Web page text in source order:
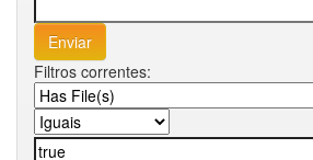
Filtros correntes: